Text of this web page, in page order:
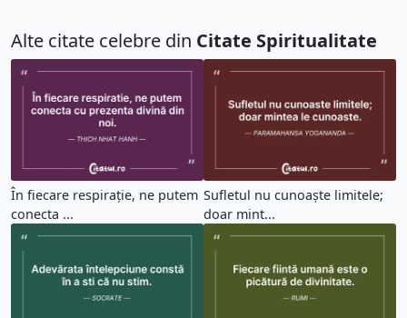
Alte citate celebre din Citate Spiritualitate
În fiecare respirație, ne putem
conecta ...
Sufletul nu cunoaște limitele;
doar mint...